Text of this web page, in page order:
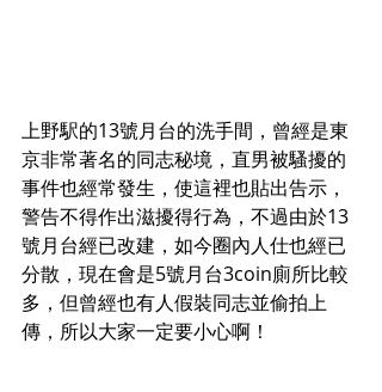
上野駅的13號月台的洗手間，曾經是東
京非常著名的同志秘境，直男被騷擾的
事件也經常發生，使這裡也貼出告示，
警告不得作出滋擾得行為，不過由於13
號月台經已改建，如今圈內人仕也經已
分散，現在會是5號月台3coin廁所比較
多，但曾經也有人假裝同志並偷拍上
傳，所以大家一定要小心啊！